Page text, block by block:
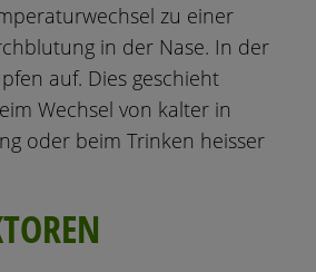
zu einer
in der Nase. In der
auf. Dies geschieht
Wechsel von kalter in
oder beim Trinken heisser